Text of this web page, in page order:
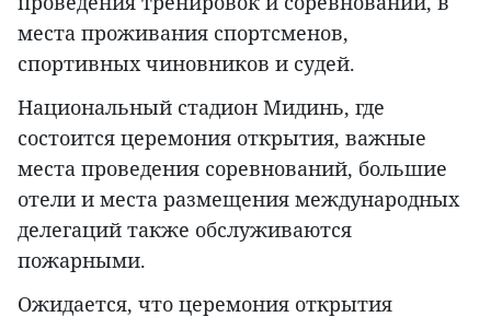
места проживания спортсменов,
спортивных чиновников и судей.
Национальный стадион Мидинь, где
состоится церемония открытия, важные
места проведения соревнований, большие
отели и места размещения международных
делегаций также обслуживаются
пожарными.
Ожидается, что церемония открытия